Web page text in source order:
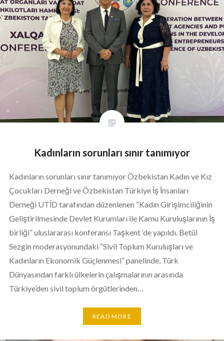
Kadınların sorunları sınır tanımıyor
Kadınların sorunları sınır tanımıyor Özbekistan Kadın ve Kız
Çocukları Derneği ve Özbekistan Türkiye İş İnsanları
Derneği UTİD tarafından düzenlenen “Kadın Girişimciliğinin
Geliştirilmesinde Devlet Kurumları ile Kamu Kuruluşlarının İş
birliği” uluslararası konferansı Taşkent ‘de yapıldı. Betül
Sezgin moderasyonundaki “Sivil Toplum Kuruluşları ve
Kadınların Ekonomik Güçlenmesi” panelinde, Türk
Dünyasından farklı ülkelerin çalışmalarının arasında
Türkiye’den sivil toplum örgütlerinden…
READ MORE